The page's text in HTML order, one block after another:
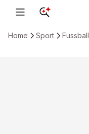
Home Sport Fussball